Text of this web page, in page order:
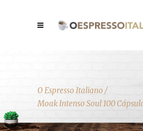
O Espresso Italiano /
Moak Intenso Soul 100